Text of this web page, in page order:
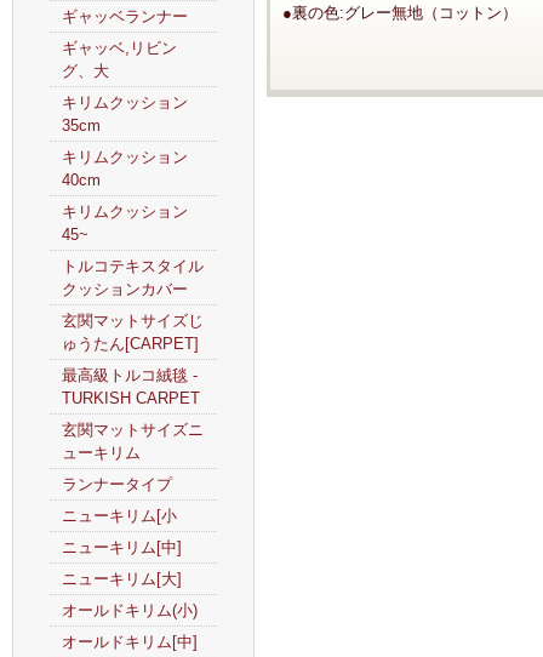
ギャッベランナー
ギャッベ,リビン
グ、大
キリムクッション
35cm
キリムクッション
40cm
キリムクッション
45~
トルコテキスタイル
クッションカバー
玄関マットサイズじ
ゅうたん[CARPET]
最高級トルコ絨毯 -
TURKISH CARPET
玄関マットサイズニ
ューキリム
ランナータイプ
ニューキリム[小
ニューキリム[中]
ニューキリム[大]
オールドキリム(小)
オールドキリム[中]
●裏の色:グレー無地（コットン）